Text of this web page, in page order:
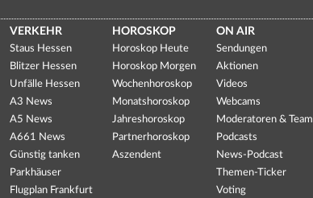
VERKEHR
Staus Hessen
Blitzer Hessen
Unfälle Hessen
A3 News
A5 News
A661 News
Günstig tanken
Parkhäuser
Flugplan Frankfurt
HOROSKOP
Horoskop Heute
Horoskop Morgen
Wochenhoroskop
Monatshoroskop
Jahreshoroskop
Partnerhoroskop
Aszendent
ON AIR
Sendungen
Aktionen
Videos
Webcams
Moderatoren & Team
Podcasts
News-Podcast
Themen-Ticker
Voting